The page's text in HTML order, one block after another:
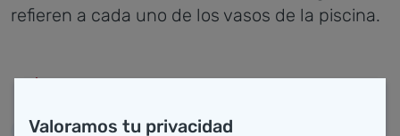
refieren a cada uno de los vasos de la piscina.
SILOE
Valoramos tu privacidad